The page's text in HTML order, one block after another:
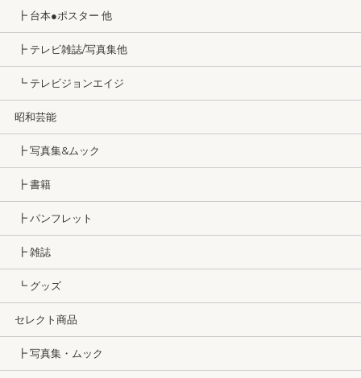
┣ 台本●ポスター 他
┣ テレビ雑誌/写真集他
┗ テレビジョンエイジ
昭和芸能
┣ 写真集&ムック
┣ 書籍
┣ パンフレット
┣ 雑誌
┗ グッズ
セレクト商品
┣ 写真集・ムック